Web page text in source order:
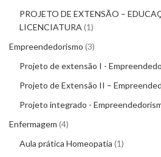
PROJETO DE EXTENSÃO –
LICENCIATURA 1
Empreendedorismo 3
Projeto de extensão I -
Projeto de Extensão II –
Projeto integrado -
Enfermagem 4
Aula prática Homeopatia 1